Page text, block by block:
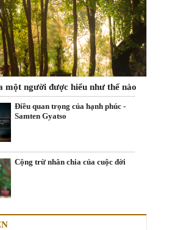
một người được hiểu như thế nào
Điều quan trọng của hạnh phúc -
Samten Gyatso
Cộng trừ nhân chia của cuộc đời